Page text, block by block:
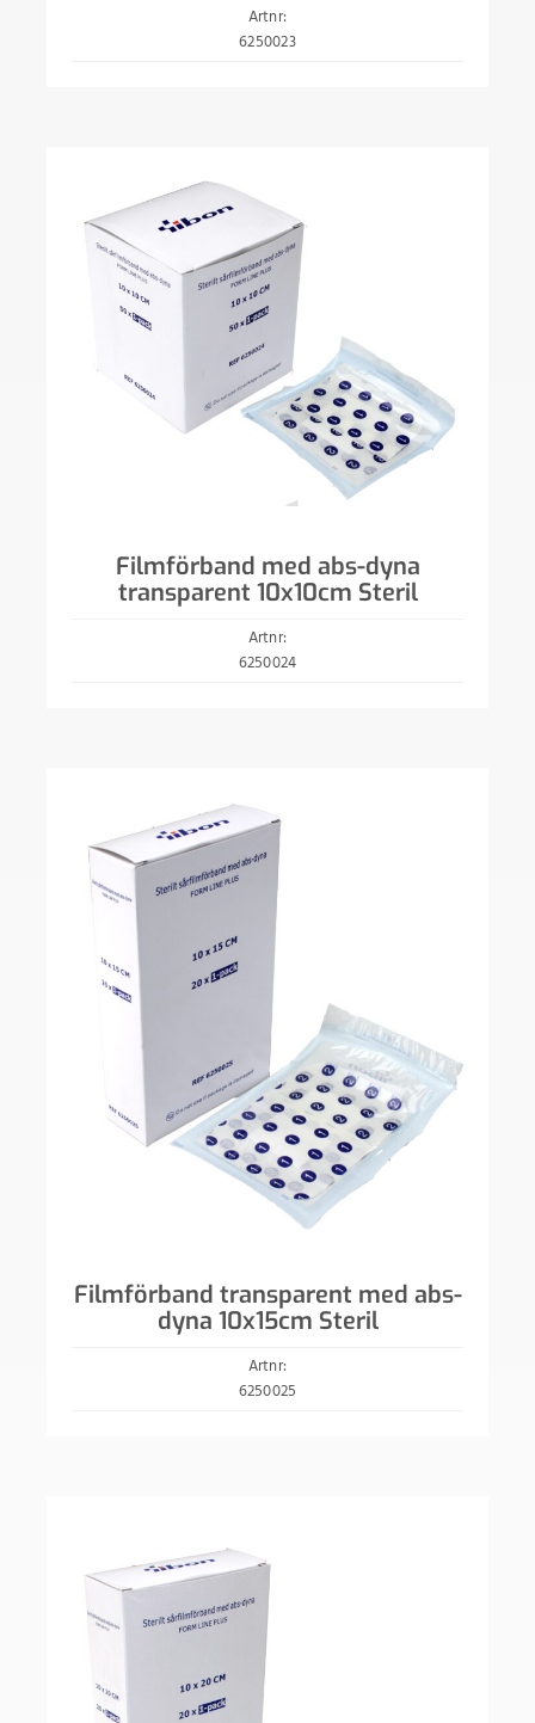
Artnr:
6250023
Filmförband med abs-dyna
transparent 10x10cm Steril
Artnr:
6250024
Filmförband transparent med abs-
dyna 10x15cm Steril
Artnr:
6250025